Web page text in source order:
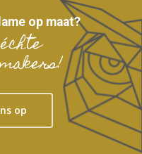
op maat?
op